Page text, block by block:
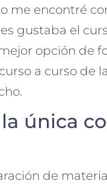
me encontré
gustaba el
opción de
a curso de
única
de